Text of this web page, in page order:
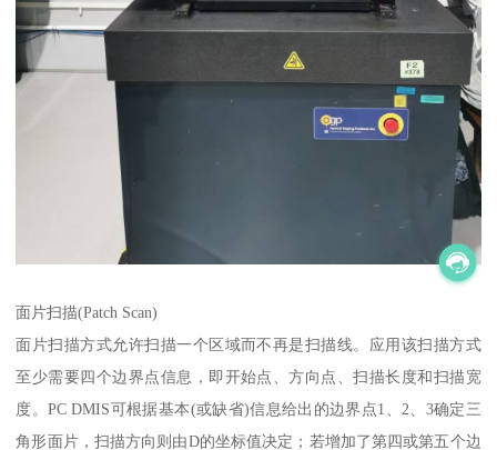
面片扫描(Patch Scan)
面片扫描方式允许扫描一个区域而不再是扫描线。应用该扫描方式
至少需要四个边界点信息，即开始点、方向点、扫描长度和扫描宽
度。PC DMIS可根据基本(或缺省)信息给出的边界点1、2、3确定三
角形面片，扫描方向则由D的坐标值决定；若增加了第四或第五个边